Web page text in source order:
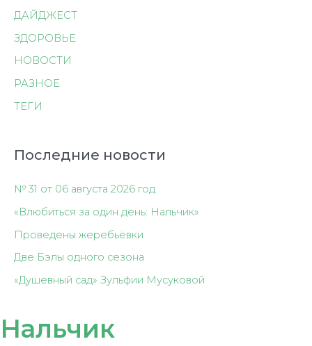
ДАЙДЖЕСТ
ЗДОРОВЬЕ
НОВОСТИ
РАЗНОЕ
ТЕГИ
Последние новости
№ 31 от 06 августа 2026 год
«Влюбиться за один день: Нальчик»
Проведены жеребьёвки
Две Бэлы одного сезона
«Душевный сад» Зульфии Мусуковой
Нальчик